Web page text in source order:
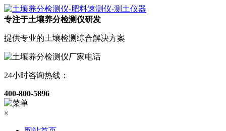
专注于土壤养分检测仪研发
提供专业的土壤检测综合解决方案
24小时咨询热线：
400-800-5896
×